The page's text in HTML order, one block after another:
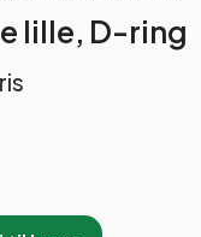
lille, D-ring